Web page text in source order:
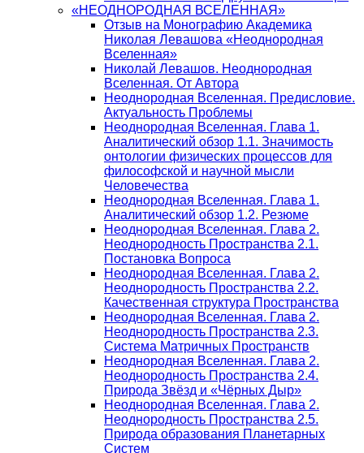
«НЕОДНОРОДНАЯ ВСЕЛЕННАЯ»
Отзыв на Монографию Академика
Николая Левашова «Неоднородная
Вселенная»
Николай Левашов. Неоднородная
Вселенная. От Автора
Неоднородная Вселенная. Предисловие.
Актуальность Проблемы
Неоднородная Вселенная. Глава 1.
Аналитический обзор 1.1. Значимость
онтологии физических процессов для
философской и научной мысли
Человечества
Неоднородная Вселенная. Глава 1.
Аналитический обзор 1.2. Резюме
Неоднородная Вселенная. Глава 2.
Неоднородность Пространства 2.1.
Постановка Вопроса
Неоднородная Вселенная. Глава 2.
Неоднородность Пространства 2.2.
Качественная структура Пространства
Неоднородная Вселенная. Глава 2.
Неоднородность Пространства 2.3.
Система Матричных Пространств
Неоднородная Вселенная. Глава 2.
Неоднородность Пространства 2.4.
Природа Звёзд и «Чёрных Дыр»
Неоднородная Вселенная. Глава 2.
Неоднородность Пространства 2.5.
Природа образования Планетарных
Систем